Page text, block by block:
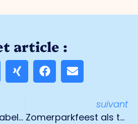
article :
L'importance du label de qualité pour des achats en toute sécurité
suivant
Zomerparkfeest als testlocatie